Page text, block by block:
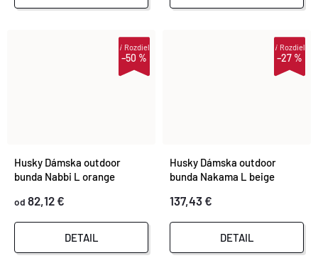
–50 %
iRozdiel
Husky Dámska outdoor
bunda Nabbi L orange
od 82,12 €
DETAIL
–27 %
iRozdiel
Husky Dámska outdoor
bunda Nakama L beige
137,43 €
DETAIL